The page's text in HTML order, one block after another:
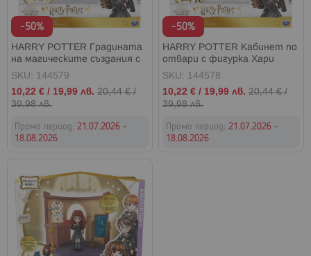
-50%
HARRY POTTER Градината
на магическите създания с
фигурка Луна
SKU: 144579
Промо
цена
10,22 € / 19,99 лв. 20,44 €/
39,98 лв.
Промо период: 21.07.2026 -
18.08.2026
-50%
HARRY POTTER Кабинет по
отвари с фигурка Хари
SKU: 144578
Промо
цена
10,22 € / 19,99 лв. 20,44 €/
39,98 лв.
Промо период:21.07.2026 -
18.08.2026